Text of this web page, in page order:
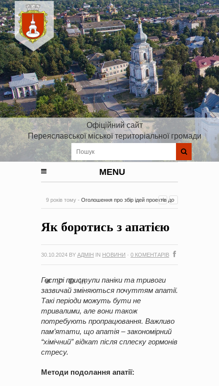
Офіційний сайт
Переяславської міської територіальної громади
MENU
9 років тому - Оголошення про збір ідей проектів до
на період 2018 – 2020 роки Оголошення про збір ідей
0 Коментарів
Як боротись з апатією
30.10.2024 BY АДМІН IN НОВИНИ · 0 КОМЕНТАРІВ
Гострі приступи паніки та тривоги
зазвичай зміняються почуттям апатії.
Такі періоди можуть бути не
тривалими, але вони також
потребують пропрацювання. Важливо
пам’ятати, що апатія – закономірний
“хімічний” відкат після сплеску гормонів
стресу.
Методи подолання апатії: